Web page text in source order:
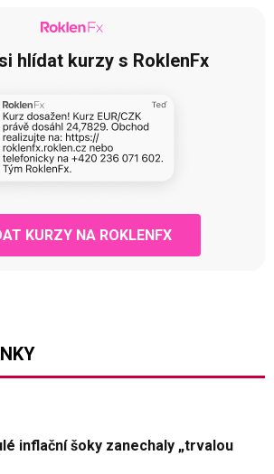
hlídat kurzy s RoklenFx
KURZY NA ROKLENFX
inflační šoky zanechaly „trvalou